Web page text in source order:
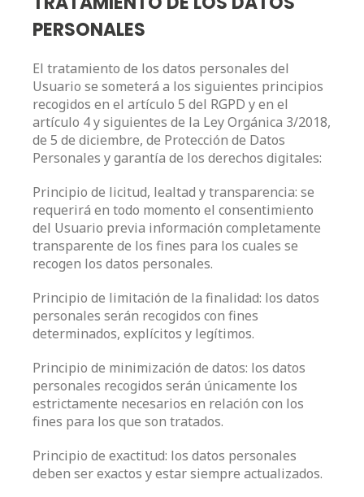
PERSONALES
El tratamiento de los datos personales del
Usuario se someterá a los siguientes principios
recogidos en el artículo 5 del RGPD y en el
artículo 4 y siguientes de la Ley Orgánica 3/2018,
de 5 de diciembre, de Protección de Datos
Personales y garantía de los derechos digitales:
Principio de licitud, lealtad y transparencia: se
requerirá en todo momento el consentimiento
del Usuario previa información completamente
transparente de los fines para los cuales se
recogen los datos personales.
Principio de limitación de la finalidad: los datos
personales serán recogidos con fines
determinados, explícitos y legítimos.
Principio de minimización de datos: los datos
personales recogidos serán únicamente los
estrictamente necesarios en relación con los
fines para los que son tratados.
Principio de exactitud: los datos personales
deben ser exactos y estar siempre actualizados.